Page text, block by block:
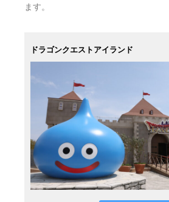
ます。
ドラゴンクエストアイランド